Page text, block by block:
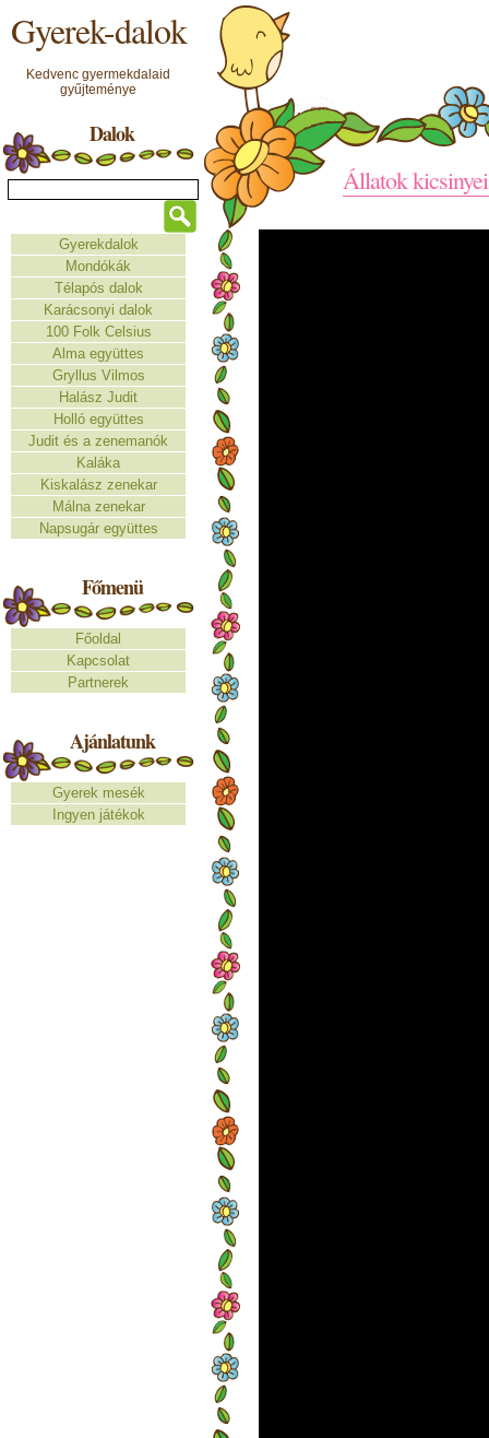
Gyerek-dalok
Kedvenc gyermekdalaid
gyűjteménye
Dalok
Gyerekdalok
Mondókák
Télapós dalok
Karácsonyi dalok
100 Folk Celsius
Alma együttes
Gryllus Vilmos
Halász Judit
Holló együttes
Judit és a zenemanók
Kaláka
Kiskalász zenekar
Málna zenekar
Napsugár együttes
Főmenü
Főoldal
Kapcsolat
Partnerek
Ajánlatunk
Gyerek mesék
Ingyen játékok
Állatok